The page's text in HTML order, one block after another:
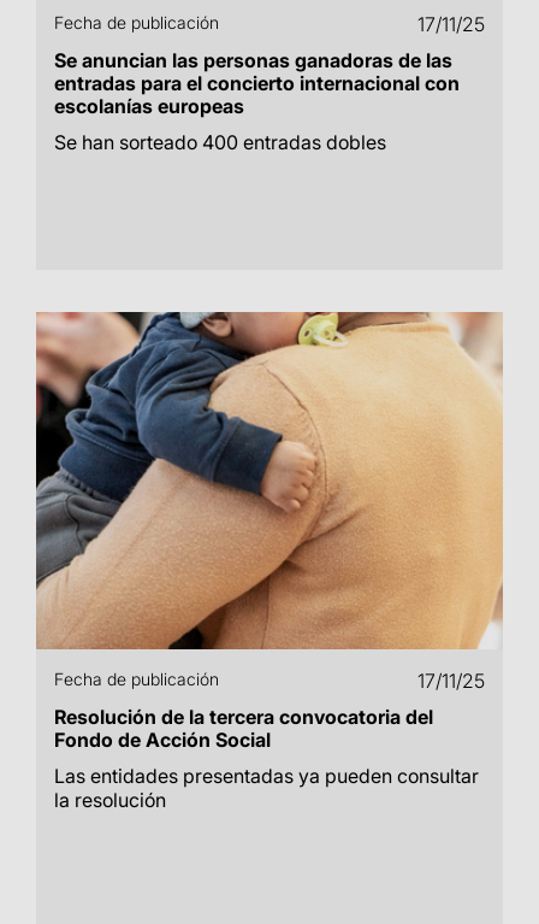
Fecha de publicación
17/11/25
Se anuncian las personas ganadoras de las
entradas para el concierto internacional con
escolanías europeas
Se han sorteado 400 entradas dobles
Fecha de publicación
17/11/25
Resolución de la tercera convocatoria del
Fondo de Acción Social
Las entidades presentadas ya pueden consultar
la resolución